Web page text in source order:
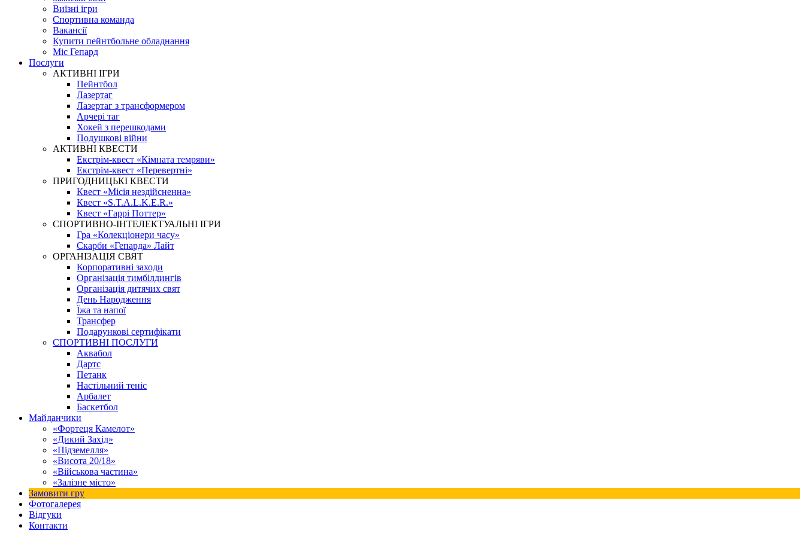
Виїзні ігри
Спортивна команда
Вакансії
Купити пейнтбольне обладнання
Міс Гепард
Послуги
АКТИВНІ ІГРИ
Пейнтбол
Лазертаг
Лазертаг з трансформером
Арчері таг
Хокей з перешкодами
Подушкові війни
АКТИВНІ КВЕСТИ
Екстрім-квест «Кімната темряви»
Екстрім-квест «Перевертні»
ПРИГОДНИЦЬКІ КВЕСТИ
Квест «Місія нездійсненна»
Квест «S.T.A.L.K.E.R.»
Квест «Гаррі Поттер»
СПОРТИВНО-ІНТЕЛЕКТУАЛЬНІ ІГРИ
Гра «Колекціонери часу»
Скарби «Гепарда» Лайт
ОРГАНІЗАЦІЯ СВЯТ
Корпоративні заходи
Організація тимбілдингів
Організація дитячих свят
День Народження
Їжа та напої
Трансфер
Подарункові сертифікати
СПОРТИВНІ ПОСЛУГИ
Аквабол
Дартс
Петанк
Настільний теніс
Арбалет
Баскетбол
Майданчики
«Фортеця Камелот»
«Дикий Захід»
«Підземелля»
«Висота 20/18»
«Військова частина»
«Залізне місто»
Замовити гру
Фотогалерея
Відгуки
Контакти